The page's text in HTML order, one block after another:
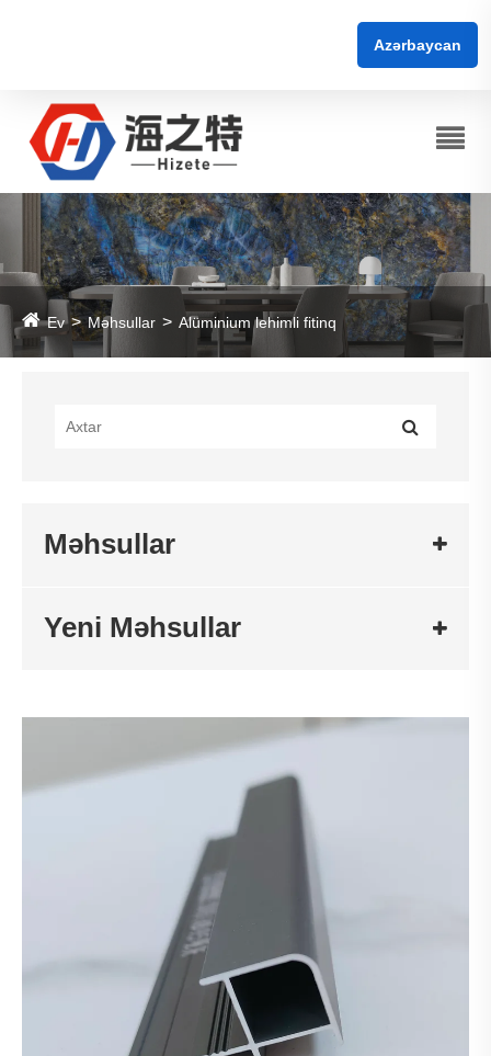
Azərbaycan
Ev Məhsullar Alüminium lehimli fitinq
Məhsullar
Yeni Məhsullar